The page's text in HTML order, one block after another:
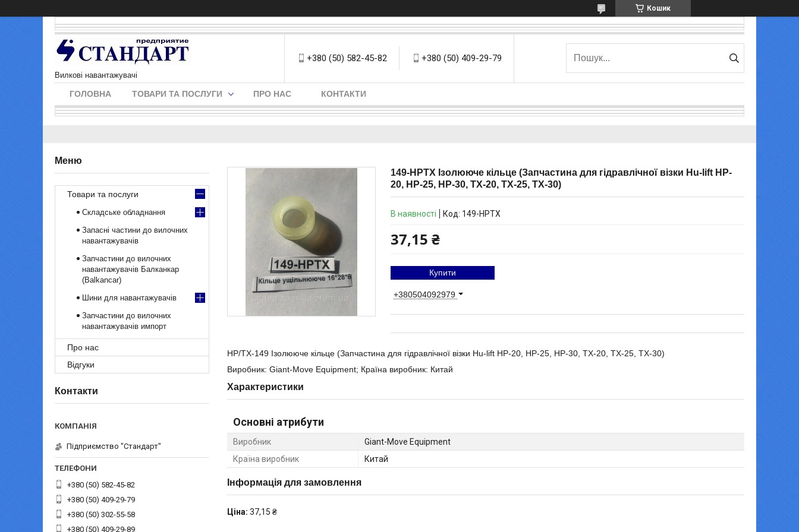
Кошик
Вилкові навантажувачі
+380 (50) 582-45-82 +380 (50) 409-29-79
ГОЛОВНА ТОВАРИ ТА ПОСЛУГИ ПРО НАС КОНТАКТИ
149-HPTX Ізолююче кільце (Запчастина для гідравлічної візки Hu-lift HP-
20, HP-25, HP-30, TX-20, TX-25, TX-30)
В наявності Код: 149-HPTX
37,15 ₴
Купити
+380504092979
HP/TX-149 Ізолююче кільце (Запчастина для гідравлічної візки Hu-lift HP-20, HP-25, HP-30, TX-20, TX-25, TX-30)
Виробник: Giant-Move Equipment; Країна виробник: Китай
Характеристики
Основні атрибути
Виробник
Giant-Move Equipment
Країна виробник
Китай
Інформація для замовлення
Ціна: 37,15 ₴
Товари та послуги
Складське обладнання
Запасні частини до вилочних
навантажувачів
Запчастини до вилочних
навантажувачів Балканкар
(Balkancar)
Шини для навантажувачів
Запчастини до вилочних
навантажувачів импорт
Про нас
Відгуки
Контакти
Підприємство "Стандарт"
+380 (50) 582-45-82
+380 (50) 409-29-79
+380 (50) 302-55-58
+380 (50) 409-29-89